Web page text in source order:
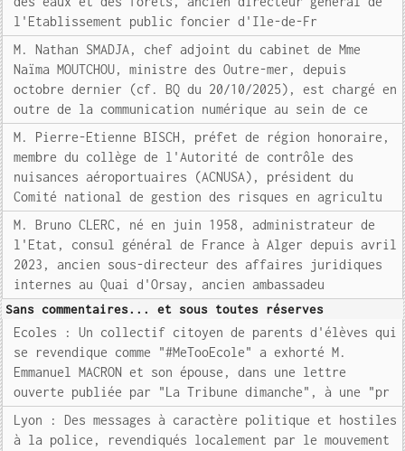
l'Etablissement public foncier d'Ile-de-Fr
M. Nathan SMADJA, chef adjoint du cabinet de Mme
Naïma MOUTCHOU, ministre des Outre-mer, depuis
octobre dernier (cf. BQ du 20/10/2025), est chargé en
outre de la communication numérique au sein de ce
M. Pierre-Etienne BISCH, préfet de région honoraire,
membre du collège de l'Autorité de contrôle des
nuisances aéroportuaires (ACNUSA), président du
Comité national de gestion des risques en agricultu
M. Bruno CLERC, né en juin 1958, administrateur de
l'Etat, consul général de France à Alger depuis avril
2023, ancien sous-directeur des affaires juridiques
internes au Quai d'Orsay, ancien ambassadeu
Sans commentaires... et sous toutes réserves
Ecoles : Un collectif citoyen de parents d'élèves qui
se revendique comme "#MeTooEcole" a exhorté M.
Emmanuel MACRON et son épouse, dans une lettre
ouverte publiée par "La Tribune dimanche", à une "pr
Lyon : Des messages à caractère politique et hostiles
à la police, revendiqués localement par le mouvement